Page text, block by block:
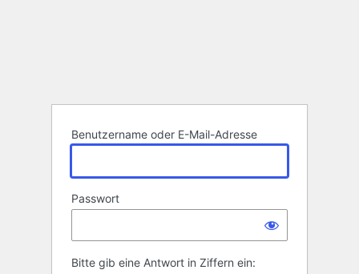
Benutzername oder E-Mail-Adresse
Passwort
Bitte gib eine Antwort in Ziffern ein: